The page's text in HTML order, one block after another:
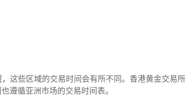
这些区域的交易时间会有所不同。香港黄金交易所
遵循亚洲市场的交易时间表。